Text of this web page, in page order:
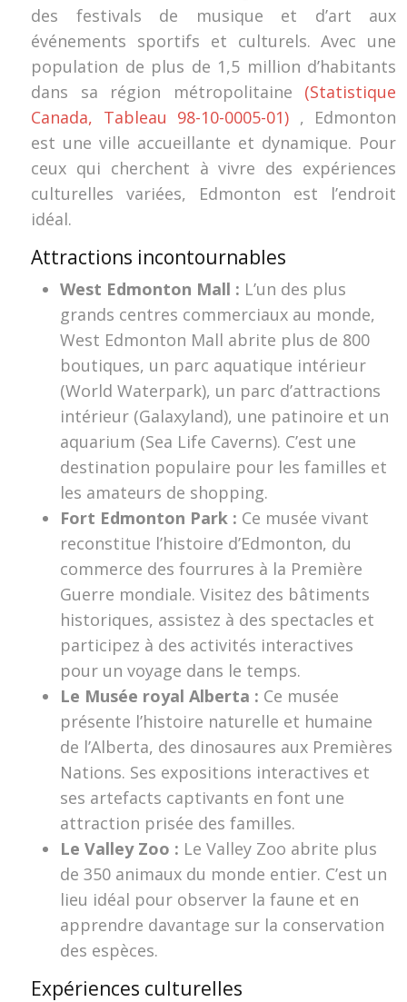
des festivals de musique et d’art aux
événements sportifs et culturels. Avec une
population de plus de 1,5 million d’habitants
dans sa région métropolitaine (Statistique
Canada, Tableau 98-10-0005-01) , Edmonton
est une ville accueillante et dynamique. Pour
ceux qui cherchent à vivre des expériences
culturelles variées, Edmonton est l’endroit
idéal.
Attractions incontournables
West Edmonton Mall : L’un des plus
grands centres commerciaux au monde,
West Edmonton Mall abrite plus de 800
boutiques, un parc aquatique intérieur
(World Waterpark), un parc d’attractions
intérieur (Galaxyland), une patinoire et un
aquarium (Sea Life Caverns). C’est une
destination populaire pour les familles et
les amateurs de shopping.
Fort Edmonton Park : Ce musée vivant
reconstitue l’histoire d’Edmonton, du
commerce des fourrures à la Première
Guerre mondiale. Visitez des bâtiments
historiques, assistez à des spectacles et
participez à des activités interactives
pour un voyage dans le temps.
Le Musée royal Alberta : Ce musée
présente l’histoire naturelle et humaine
de l’Alberta, des dinosaures aux Premières
Nations. Ses expositions interactives et
ses artefacts captivants en font une
attraction prisée des familles.
Le Valley Zoo : Le Valley Zoo abrite plus
de 350 animaux du monde entier. C’est un
lieu idéal pour observer la faune et en
apprendre davantage sur la conservation
des espèces.
Expériences culturelles